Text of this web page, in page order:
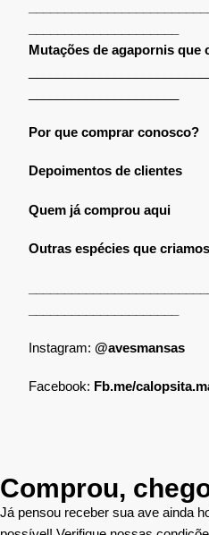
Mutações de agapornis que
Por que comprar conosco?
Depoimentos de clientes
Quem já comprou aqui
Outras espécies que criamos
Instagram: @avesmansas
Facebook: Fb.me/
Comprou,
Já pensou receber sua ave ainda